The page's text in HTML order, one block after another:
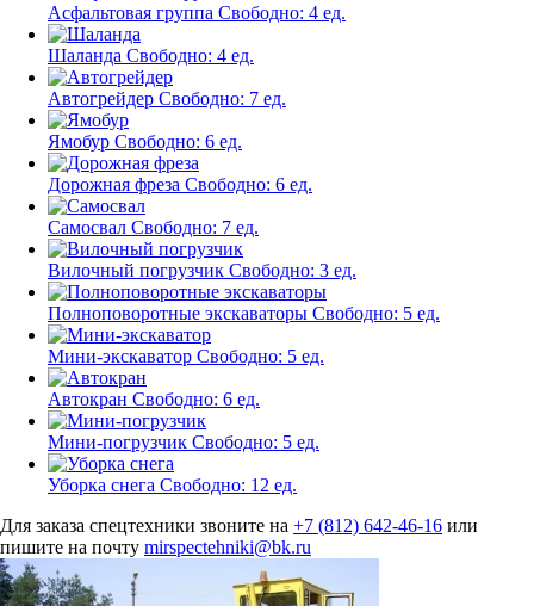
Асфальтовая группа Свободно: 4 ед.
Шаланда Свободно: 4 ед.
Автогрейдер Свободно: 7 ед.
Ямобур Свободно: 6 ед.
Дорожная фреза Свободно: 6 ед.
Самосвал Свободно: 7 ед.
Вилочный погрузчик Свободно: 3 ед.
Полноповоротные экскаваторы Свободно: 5 ед.
Мини-экскаватор Свободно: 5 ед.
Автокран Свободно: 6 ед.
Мини-погрузчик Свободно: 5 ед.
Уборка снега Свободно: 12 ед.
Для заказа спецтехники звоните на +7 (812) 642-46-16 или
пишите на почту mirspectehniki@bk.ru